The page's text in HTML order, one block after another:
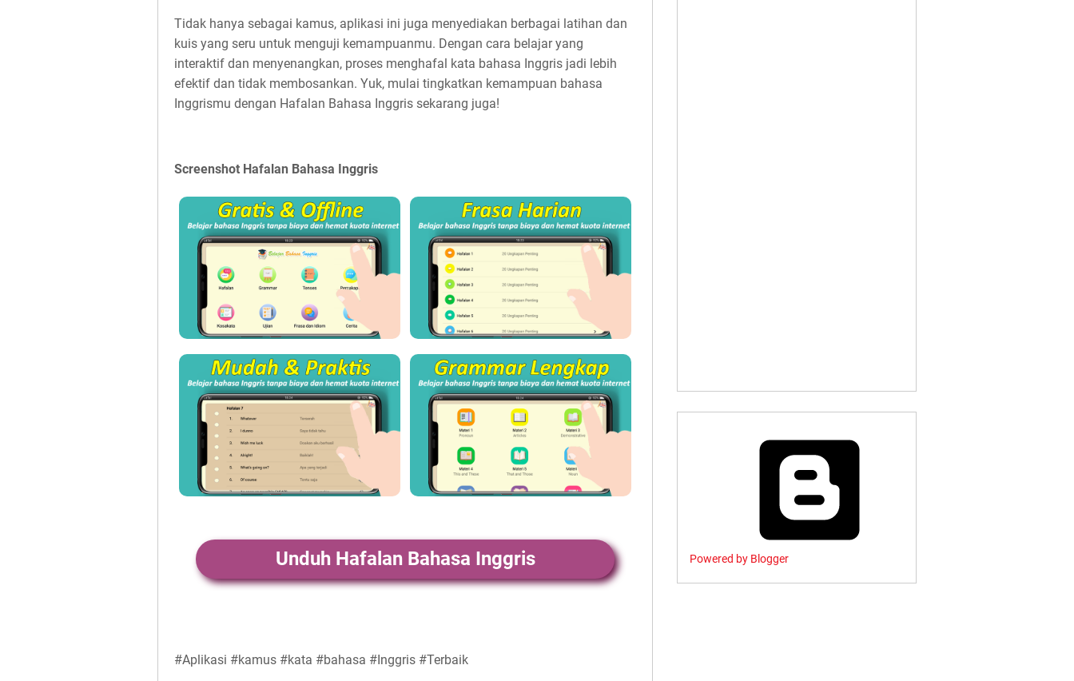
Tidak hanya sebagai kamus, aplikasi ini juga menyediakan berbagai latihan dan
kuis yang seru untuk menguji kemampuanmu. Dengan cara belajar yang
interaktif dan menyenangkan, proses menghafal kata bahasa Inggris jadi lebih
efektif dan tidak membosankan. Yuk, mulai tingkatkan kemampuan bahasa
Inggrismu dengan Hafalan Bahasa Inggris sekarang juga!
Screenshot Hafalan Bahasa Inggris
Unduh Hafalan Bahasa Inggris
#Aplikasi #kamus #kata #bahasa #Inggris #Terbaik
Powered by Blogger